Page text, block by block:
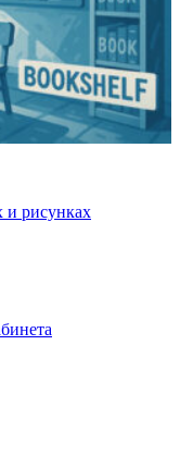
и рисунках